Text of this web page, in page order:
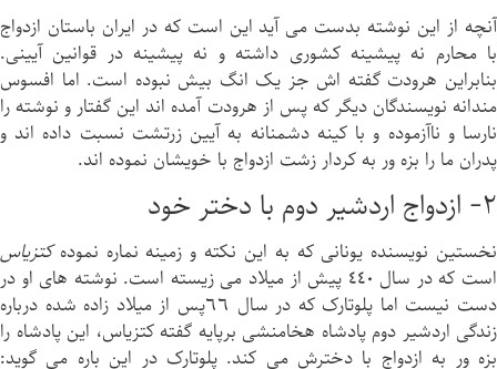
آنچه از اين نوشته بدست می آيد اين است كه در ايران باستان ازدواج
با محارم نه پیشینه كشورى داشته و نه پیشینه در قوانين آیینی.
بنابراين هرودت گفته اش جز يک انگ بيش نبوده است. اما افسوس
مندانه نويسندگان ديگر كه پس از هرودت آمده اند اين گفتار و نوشته را
نارسا و ناآزموده و با کینه دشمنانه به آیین زرتشت نسبت داده اند و
پدران ما را بزه ور به کردار زشت ازدواج با خویشان نموده اند.
٢- ازدواج اردشير دوم با دختر خود
نخستين نويسنده يونانى كه به اين نکته و زمینه نماره نمودهكتزياس
است كه در سال ٤٤٠ پیش از ميلاد می زيسته است. نوشته هاى او در
دست نيست اما پلوتارک كه در سال ٦٦پس از ميلاد زاده شده درباره
زندگى اردشير دوم پادشاه هخامنشى برپایه گفته كتزياس، اين پادشاه را
بزه ور به ازدواج با دخترش می كند. پلوتارک در این باره می گويد: